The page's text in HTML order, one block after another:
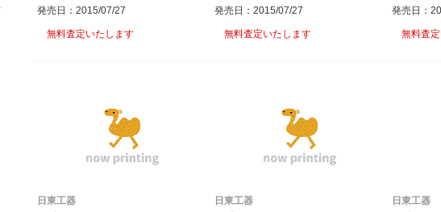
発売日：2015/07/27
無料査定いたします
発売日：2015/07/27
無料査定いたします
発売日：
無料査
日東工器 日東工器 日東工器